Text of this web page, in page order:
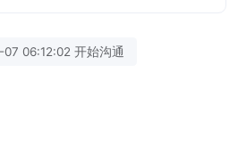
06:12:02 开始沟通